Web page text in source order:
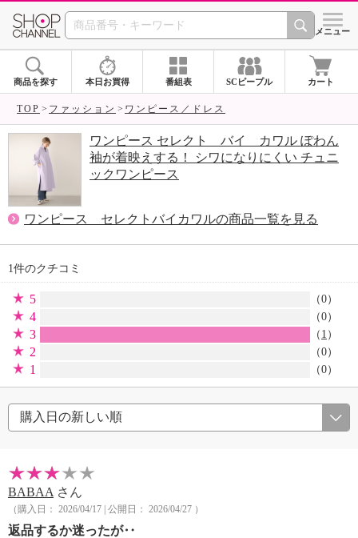
SHOP CHANNEL シメニュー
商品を探す 本日お買得 番組表 SCピープル カート
TOP ファッション ワンピース／ドレス
ワンピース セレクト バイ カワル ぽわん
袖が着映えする！ シワになりにくい チュニ
ックワンピース
ワンピース セレクトバイカワルの商品一覧を見る
1件のクチコミ
5 （0）
4 （0）
3 （ 1 ）
2 （0）
1 （0）
BABAA さん
（購入日： 2026/04/17 | 公開日： 2026/04/27 ）
返品するか迷ったが‥